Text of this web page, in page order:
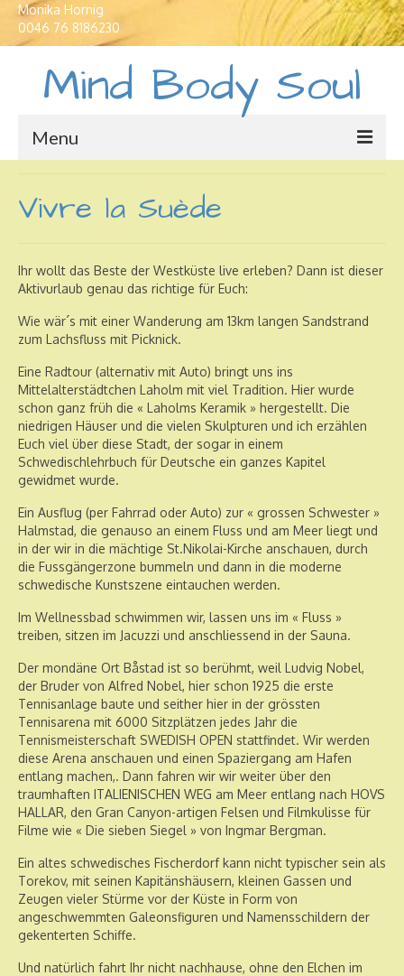
Monika Hornig
0046 76 8186230
Mind Body Soul
Menu
Traductions et Interpretations
Yoga en Suède
Développement spirituel
Vivre la Suède
Ihr wollt das Beste der Westküste live erleben? Dann ist dieser
Aktivurlaub genau das richtige für Euch:
Wie wär´s mit einer Wanderung am 13km langen Sandstrand
zum Lachsfluss mit Picknick.
Eine Radtour (alternativ mit Auto) bringt uns ins
Mittelalterstädtchen Laholm mit viel Tradition. Hier wurde
schon ganz früh die « Laholms Keramik » hergestellt. Die
niedrigen Häuser und die vielen Skulpturen und ich erzählen
Euch viel über diese Stadt, der sogar in einem
Schwedischlehrbuch für Deutsche ein ganzes Kapitel
gewidmet wurde.
Ein Ausflug (per Fahrrad oder Auto) zur « grossen Schwester »
Halmstad, die genauso an einem Fluss und am Meer liegt und
in der wir in die mächtige St.Nikolai-Kirche anschauen, durch
die Fussgängerzone bummeln und dann in die moderne
schwedische Kunstszene eintauchen werden.
Im Wellnessbad schwimmen wir, lassen uns im « Fluss »
treiben, sitzen im Jacuzzi und anschliessend in der Sauna.
Der mondäne Ort Båstad ist so berühmt, weil Ludvig Nobel,
der Bruder von Alfred Nobel, hier schon 1925 die erste
Tennisanlage baute und seither hier in der grössten
Tennisarena mit 6000 Sitzplätzen jedes Jahr die
Tennismeisterschaft SWEDISH OPEN stattfindet. Wir werden
diese Arena anschauen und einen Spaziergang am Hafen
entlang machen,. Dann fahren wir wir weiter über den
traumhaften ITALIENISCHEN WEG am Meer entlang nach HOVS
HALLAR, den Gran Canyon-artigen Felsen und Filmkulisse für
Filme wie « Die sieben Siegel » von Ingmar Bergman.
Ein altes schwedisches Fischerdorf kann nicht typischer sein als
Torekov, mit seinen Kapitänshäusern, kleinen Gassen und
Zeugen vieler Stürme vor der Küste in Form von
angeschwemmten Galeonsfiguren und Namensschildern der
gekenterten Schiffe.
Und natürlich fahrt Ihr nicht nachhause, ohne den Elchen im